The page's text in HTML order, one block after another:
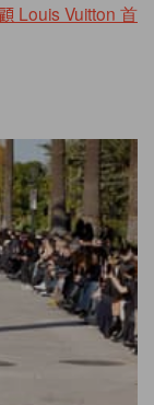
Louis Vuitton 首